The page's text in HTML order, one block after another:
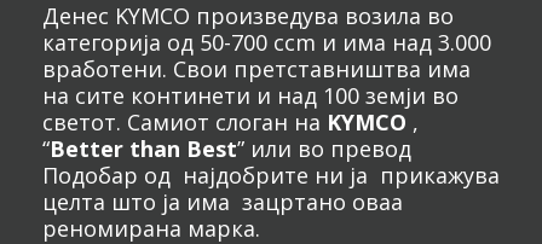
Денес KYMCO произведува возила во
категорија од 50-700 ccm и има над 3.000
вработени. Свои претставништва има
на сите континети и над 100 земји во
светот. Самиот слоган на KYMCO ,
“Better than Best” или во превод
Подобар од најдобрите ни ја прикажува
целта што ја има зацртано оваа
реномирана марка.